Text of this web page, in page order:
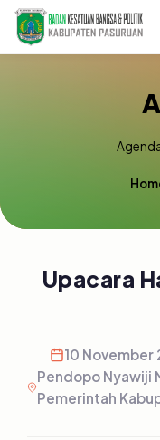
Upacara
10 November
Pendopo Nyawiji
Pemerintah